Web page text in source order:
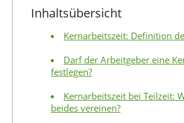
Inhaltsübersicht
Kernarbeitszeit: Definition
Darf der Arbeitgeber eine
festlegen?
Kernarbeitszeit bei Teilzeit:
beides vereinen?